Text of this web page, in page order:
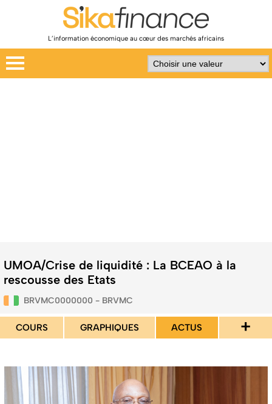
L’information économique au cœur des marchés africains
UMOA/Crise de liquidité : La BCEAO à la
rescousse des Etats
BRVMC0000000 - BRVMC
COURS GRAPHIQUES ACTUS +